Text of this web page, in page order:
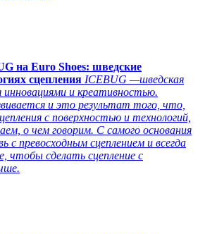
на Euro Shoes: шведские
сцепления ICEBUG —шведская
инновациями и креативностью.
и это результат того, что,
с поверхностью и технологий,
о чем говорим. С самого основания
с превосходным сцеплением и всегда
чтобы сделать сцепление с